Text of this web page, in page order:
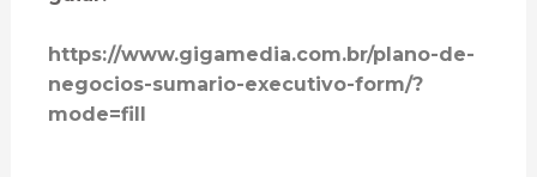
https://www.gigamedia.com.br/plano-de-
negocios-sumario-executivo-form/?
mode=fill